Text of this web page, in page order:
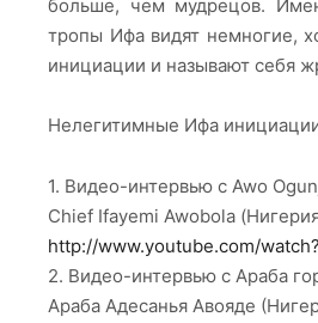
больше, чем мудрецов.
тропы Ифа видят немногие,
инициации и называют себя
Нелегитимные Ифа
1. Видео-интервью с Awo
Chief Ifayemi Awobola
http://www.youtube.com/
2. Видео-интервью с Араба
Араба Адесанья Авояде